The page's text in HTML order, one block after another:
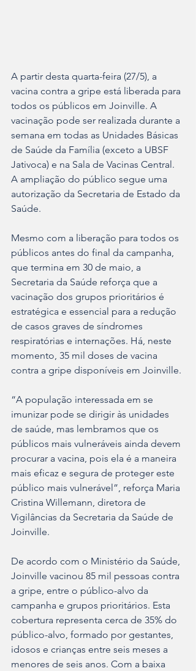
A partir desta quarta-feira (27/5), a
vacina contra a gripe está liberada para
todos os públicos em Joinville. A
vacinação pode ser realizada durante a
semana em todas as Unidades Básicas
de Saúde da Família (exceto a UBSF
Jativoca) e na Sala de Vacinas Central.
A ampliação do público segue uma
autorização da Secretaria de Estado da
Saúde.
Mesmo com a liberação para todos os
públicos antes do final da campanha,
que termina em 30 de maio, a
Secretaria da Saúde reforça que a
vacinação dos grupos prioritários é
estratégica e essencial para a redução
de casos graves de síndromes
respiratórias e internações. Há, neste
momento, 35 mil doses de vacina
contra a gripe disponíveis em Joinville.
“A população interessada em se
imunizar pode se dirigir às unidades
de saúde, mas lembramos que os
públicos mais vulneráveis ainda devem
procurar a vacina, pois ela é a maneira
mais eficaz e segura de proteger este
público mais vulnerável”, reforça Maria
Cristina Willemann, diretora de
Vigilâncias da Secretaria da Saúde de
Joinville.
De acordo com o Ministério da Saúde,
Joinville vacinou 85 mil pessoas contra
a gripe, entre o público-alvo da
campanha e grupos prioritários. Esta
cobertura representa cerca de 35% do
público-alvo, formado por gestantes,
idosos e crianças entre seis meses a
menores de seis anos. Com a baixa